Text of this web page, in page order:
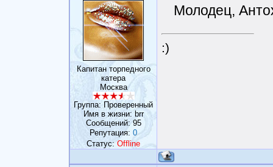
Капитан торпедного
катера
Москва
Группа: Проверенный
Имя в жизни: brr
Сообщений:95
Репутация: 0
Статус:Offline
Молодец,
:)